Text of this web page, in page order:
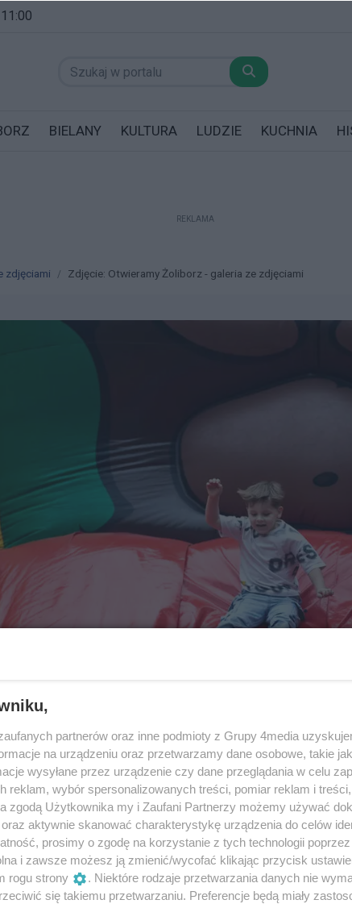
BIELANY KULTURA LUDZIE KUCHNIA
REKLAMA
zdjęciami Zdjęcie: Otwieramy Żoliborz - galeria ze zdjęciami
25 / 109
Autor: Dariusz Rutkowski
partnerów oraz inne podmioty z Grupy 4media
na urządzeniu oraz przetwarzamy dane osobowe, takie
wysyłane przez urządzenie czy dane przeglądania w celu
reklam, wybór spersonalizowanych treści, pomiar reklam i
zgodą Użytkownika my i Zaufani Partnerzy możemy używać
aktywnie skanować charakterystykę urządzenia do celów
prosimy o zgodę na korzystanie z tych technologii poprzez
i zawsze możesz ją zmienić/wycofać klikając przycisk
rogu strony
. Niektóre rodzaje przetwarzania danych nie
się takiemu przetwarzaniu. Preferencje będą miały